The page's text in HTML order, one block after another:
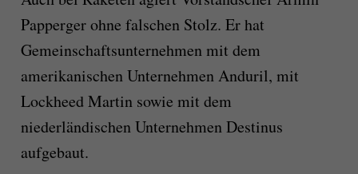
Papperger ohne falschen Stolz. Er hat
Gemeinschaftsunternehmen mit dem
amerikanischen Unternehmen Anduril, mit
Lockheed Martin sowie mit dem
niederländischen Unternehmen Destinus
aufgebaut.